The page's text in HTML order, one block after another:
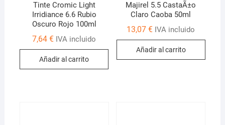
Tinte Cromic Light
Irridiance 6.6 Rubio
Oscuro Rojo 100ml
7,64€ IVA incluido
Añadir al carrito
Majirel 5.5 CastaÃ±o
Claro Caoba 50ml
13,07€ IVA incluido
Añadir al carrito